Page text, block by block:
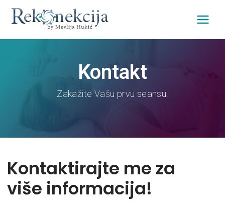
Kontakt
Zakažite Vašu prvu seansu!
Kontaktirajte me za
više informacija!